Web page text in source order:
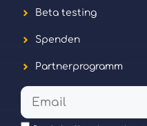
Beta testing
Spenden
Partnerprogramm